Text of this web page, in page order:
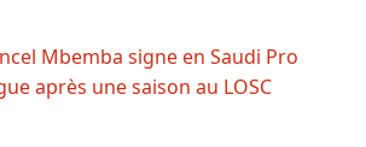
Mbemba signe en Saudi Pro
après une saison au LOSC